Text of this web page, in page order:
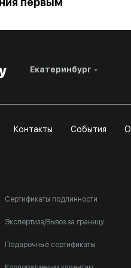
Екатеринбург
Контакты События О
Сертификаты подлинности
Экспертиза/Вывоз за границу
Подарочные сертификаты